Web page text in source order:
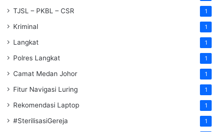
TJSL – PKBL – CSR 1
Kriminal 1
Langkat 1
Polres Langkat 1
Camat Medan Johor 1
Fitur Navigasi Luring 1
Rekomendasi Laptop 1
#SterilisasiGereja 1